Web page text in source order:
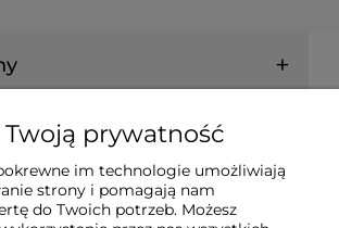
| Emalie
| metalu | betonu
prywatność
im technologie umożliwiają
strony i pomagają nam
do Twoich potrzeb. Możesz